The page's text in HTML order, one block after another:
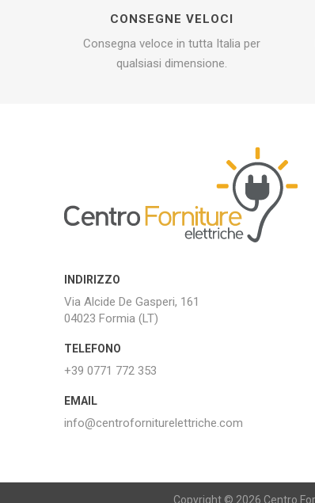
CONSEGNE VELOCI
Consegna veloce in tutta Italia per
qualsiasi dimensione.
INDIRIZZO
Via Alcide De Gasperi, 161
04023 Formia (LT)
TELEFONO
+39 0771 772 353
EMAIL
info@centroforniturelettriche.com
Copyright © 2026 Centro